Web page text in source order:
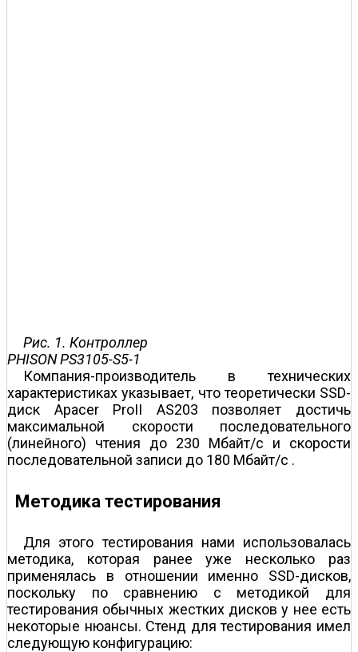
Рис. 1. Контроллер
PHISON PS3105-S5-1
Компания-производитель в технических
характеристиках указывает, что теоретически SSD-
диск Apacer ProII AS203 позволяет достичь
максимальной скорости последовательного
(линейного) чтения до 230 Мбайт/с и скорости
последовательной записи до 180 Мбайт/с .
Методика тестирования
Для этого тестирования нами использовалась
методика, которая ранее уже несколько раз
применялась в отношении именно SSD-дисков,
поскольку по сравнению с методикой для
тестирования обычных жестких дисков у нее есть
некоторые нюансы. Стенд для тестирования имел
следующую конфигурацию: